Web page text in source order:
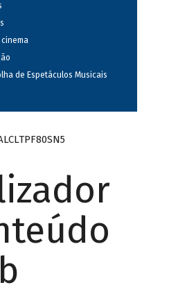
de Espetáculos Musicais